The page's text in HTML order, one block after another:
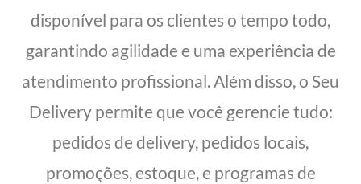
disponível para os clientes o tempo todo,
garantindo agilidade e uma experiência de
atendimento profissional. Além disso, o Seu
Delivery permite que você gerencie tudo:
pedidos de delivery, pedidos locais,
promoções, estoque, e programas de